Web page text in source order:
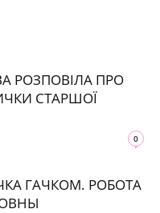
РОЗПОВІЛА ПРО
СТАРШОЇ
0
ГАЧКОМ. РОБОТА